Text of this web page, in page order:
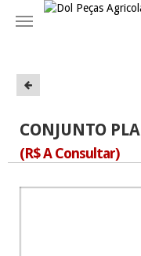
Navegação
CONJUNTO
(R$ A Consultar)